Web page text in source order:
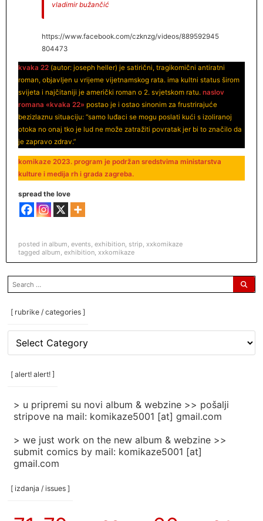
vladimir bužančić
https://www.facebook.com/czknzg/videos/889592945
804473
kvaka 22(autor: joseph heller) je satirični, tragikomični antiratni
roman, objavljen u vrijeme vijetnamskog rata. ima kultni status širom
svijeta i najčitaniji je američki roman o 2. svjetskom ratu. naslov
romana «kvaka 22» postao je i ostao sinonim za frustrirajuće
bezizlaznu situaciju: “samo luđaci se mogu poslati kući s izoliranoj
otoka no onaj tko je lud ne može zatražiti povratak jer bi to značilo da
je zapravo zdrav.”
komikaze 2023. program je podržan sredstvima ministarstva
kulture i medija rh i grada zagreba.
spread the love
posted in album events exhibition, strip xxkomikaze
tagged album exhibition, xxkomikaze
search
for:
[ rubrike / categories ]
rubrike
categories
[ alert! alert! ]
> u pripremi su novi album & webzine >> pošalji
stripove na mail: komikaze5001 [at] gmail.com
> we just work on the new album & webzine >>
submit comics by mail: komikaze5001 [at]
gmail.com
[ izdanja / issues ]